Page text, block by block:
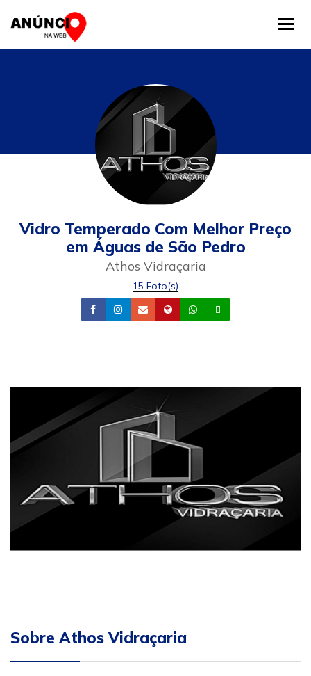
Vidro Temperado Com Melhor Preço
em Águas de São Pedro
Athos Vidraçaria
15 Foto(s)
FacebookInstagram
Email Site Whatsapp
Sobre Athos Vidraçaria